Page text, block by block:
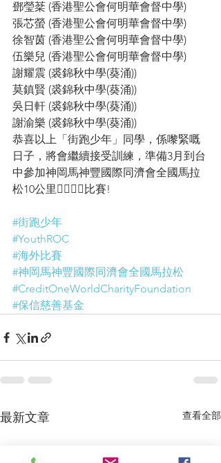
鄧瑩棻 (香港聖公會何明華會督中學)
張芯螢 (香港聖公會何明華會督中學)
徐智茵 (香港聖公會何明華會督中學)
伍樂兒 (香港聖公會何明華會督中學)
謝耀震 (裘錦秋中學(葵涌))
莫鎮賢 (裘錦秋中學(葵涌))
吳日軒 (裘錦秋中學(葵涌))
謝渝樂 (裘錦秋中學(葵涌))
恭喜以上「街跑少年」同學，係嚟緊嘅
日子，將會繼續接受訓練，準備3月到台
中參加神岡馬神豐國際同濟會全國馬拉
松10公里🏃‍♂🏃‍♀比賽!
#街跑少年
#YouthROC
#海外比賽
#神岡馬神豐國際同濟會全國馬拉松
#CreditOneWorldCharityFoundation
#保信慈善基金
最新文章 查看全部